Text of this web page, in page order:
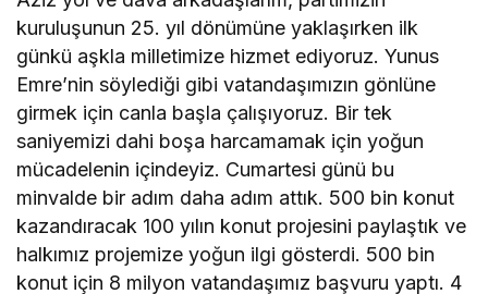
kuruluşunun 25. yıl dönümüne yaklaşırken ilk
günkü aşkla milletimize hizmet ediyoruz. Yunus
Emre’nin söylediği gibi vatandaşımızın gönlüne
girmek için canla başla çalışıyoruz. Bir tek
saniyemizi dahi boşa harcamamak için yoğun
mücadelenin içindeyiz. Cumartesi günü bu
minvalde bir adım daha adım attık. 500 bin konut
kazandıracak 100 yılın konut projesini paylaştık ve
halkımız projemize yoğun ilgi gösterdi. 500 bin
konut için 8 milyon vatandaşımız başvuru yaptı. 4